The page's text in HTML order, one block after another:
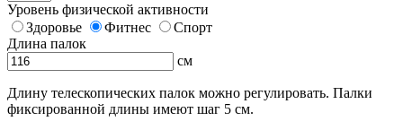
Уровень физической активности
Здоровье
Фитнес
Спорт
Длина палок
см
Длину телескопических палок можно регулировать. Палки
фиксированной длины имеют шаг 5 см.